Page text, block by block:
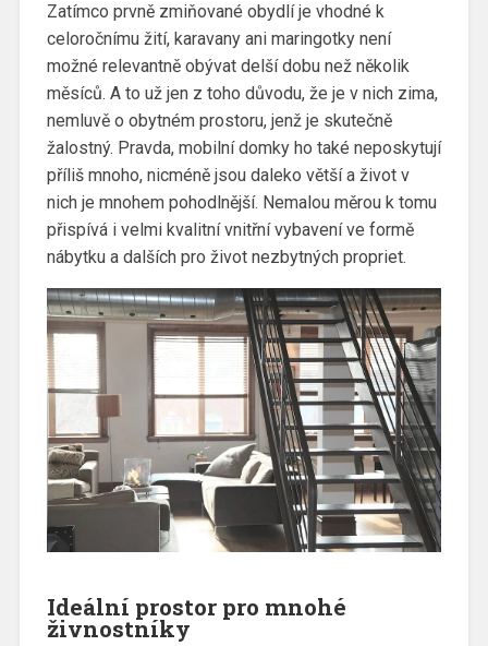
Zatímco prvně zmiňované obydlí je vhodné k
celoročnímu žití, karavany ani maringotky není
možné relevantně obývat delší dobu než několik
měsíců. A to už jen z toho důvodu, že je v nich zima,
nemluvě o obytném prostoru, jenž je skutečně
žalostný. Pravda, mobilní domky ho také neposkytují
příliš mnoho, nicméně jsou daleko větší a život v
nich je mnohem pohodlnější. Nemalou měrou k tomu
přispívá i velmi kvalitní vnitřní vybavení ve formě
nábytku a dalších pro život nezbytných propriet.
Ideální prostor pro mnohé
živnostníky